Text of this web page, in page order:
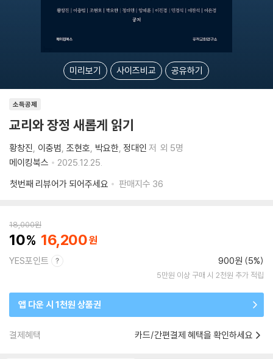
미리보기 사이즈비교 공유하기
소득공제
교리와 장정 새롭게 읽기
황창진 이충범 조현호 박요한 정대인 저 외 5명
메이킹북스
2025.12.25.
첫번째 리뷰어가 되어주세요
판매지수 36
18,000원
10 16,200
YES포인트 900원 (5%)
5만원 이상 구매 시 2천원 추가 적립
앱 다운 시 1천원 상품권
결제혜택 카드/간편결제 혜택을 확인하세요